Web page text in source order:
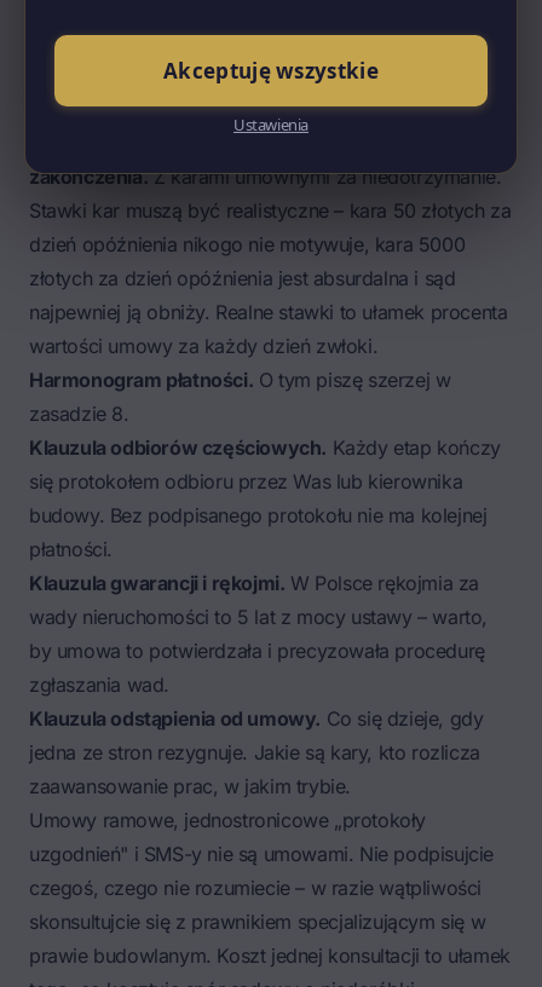
papy podkładowej, drewna konstrukcyjnego (klasa
C24 z certyfikatem CE!), styropianu i wszystkiego, co
wpływa na trwałość budynku.
zakończenia.Z karami umownymi za niedotrzymanie.
Stawki kar muszą być realistyczne – kara 50 złotych za
dzień opóźnienia nikogo nie motywuje, kara 5000
złotych za dzień opóźnienia jest absurdalna i sąd
najpewniej ją obniży. Realne stawki to ułamek procenta
wartości umowy za każdy dzień zwłoki.
Harmonogram płatności. O tym piszę szerzej w
zasadzie 8.
Klauzula odbiorów częściowych. Każdy etap kończy
się protokołem odbioru przez Was lub kierownika
budowy. Bez podpisanego protokołu nie ma kolejnej
płatności.
Klauzula gwarancji i rękojmi. W Polsce rękojmia za
wady nieruchomości to 5 lat z mocy ustawy – warto,
by umowa to potwierdzała i precyzowała procedurę
zgłaszania wad.
Klauzula odstąpienia od umowy. Co się dzieje, gdy
jedna ze stron rezygnuje. Jakie są kary, kto rozlicza
zaawansowanie prac, w jakim trybie.
Umowy ramowe, jednostronicowe „protokoły
uzgodnień" i SMS-y nie są umowami. Nie podpisujcie
czegoś, czego nie rozumiecie – w razie wątpliwości
skonsultujcie się z prawnikiem specjalizującym się w
prawie budowlanym. Koszt jednej konsultacji to ułamek
Akceptuję wszystkie
Ustawienia